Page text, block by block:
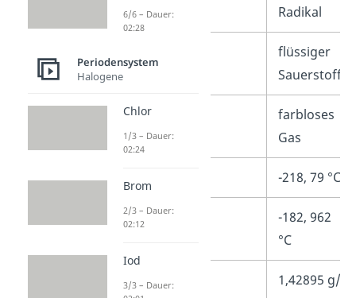
Radikal
flüssiger
Sauerstoff
Aussehen
farbloses
Gas
Schmelzpunkt -218, 79 °C
Siedepunkt
-182, 962
°C
Dichte 1,42895 g/l
6/6 – Dauer:
02:28
Periodensystem
Halogene
Chlor
1/3 – Dauer:
02:24
Brom
2/3 – Dauer:
02:12
Iod
3/3 – Dauer: